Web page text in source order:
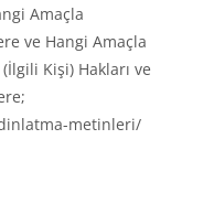
Amaçla
ve Hangi Amaçla
Kişi) Hakları ve
metinleri/